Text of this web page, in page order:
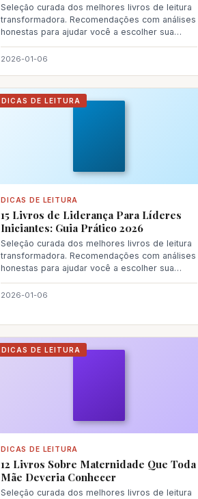
Seleção curada dos melhores livros de leitura
transformadora. Recomendações com análises
honestas para ajudar você a escolher sua
2026-01-06
DICAS DE LEITURA
DICAS DE LEITURA
15 Livros de Liderança Para Líderes
Iniciantes: Guia Prático 2026
Seleção curada dos melhores livros de leitura
transformadora. Recomendações com análises
honestas para ajudar você a escolher sua
2026-01-06
DICAS DE LEITURA
DICAS DE LEITURA
12 Livros Sobre Maternidade Que Toda
Mãe Deveria Conhecer
Seleção curada dos melhores livros de leitura